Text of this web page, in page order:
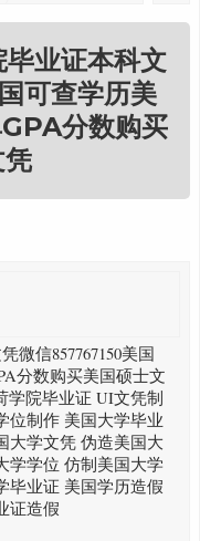
业证本科文
可查学历美
分数购买
微信857767150美国
分数购买美国硕士文
学院毕业证 UI文凭制
位制作 美国大学毕业
大学文凭 伪造美国大
学学位 仿制美国大学
毕业证 美国学历造假
证造假